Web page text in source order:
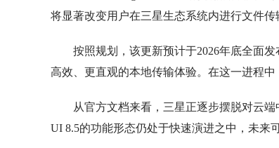
将显著改变用户在三星生态系统内进行文件传
按照规划，该更新预计于2026年底全面
高效、更直观的本地传输体验。在这一进程中
从官方文档来看，三星正逐步摆脱对云
UI 8.5的功能形态仍处于快速演进之中，未来